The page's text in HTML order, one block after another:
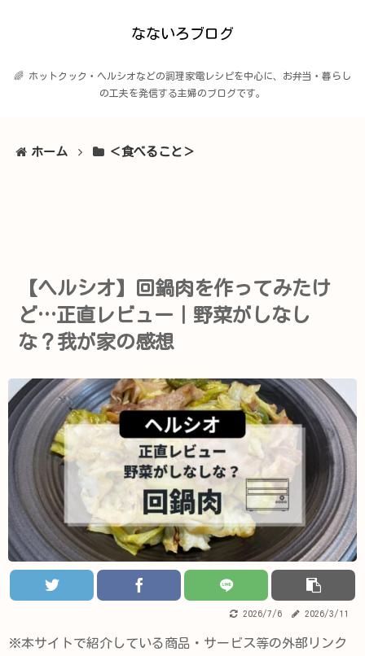
なないろブログ
🌈 ホットクック・ヘルシオなどの調理家電レシピを中心に、お弁当・暮らし
の工夫を発信する主婦のブログです。
ホーム ＜食べること＞
【ヘルシオ】回鍋肉を作ってみたけ
ど…正直レビュー｜野菜がしなし
な？我が家の感想
2026/7/6 2026/3/11
※本サイトで紹介している商品・サービス等の外部リンク